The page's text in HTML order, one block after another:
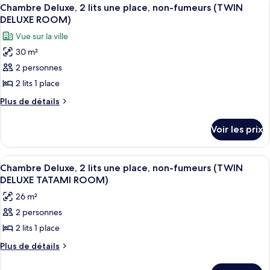
lits
une
place,
non-
fumeurs
(TWIN
ROOM)
de
chambre
2
lits
une
place,
non-
(TWIN
toutes
les
photos
pour
ce
type
de
Deluxe,
2
lits
une
place,
non-
fumeurs
DELUXE
7
Chambre Deluxe, 2 lits une place, non-fumeurs (TWIN
DELUXE ROOM)
Vue sur la ville
30 m²
2 personnes
2 lits 1 place
Plus de détails
Plus
le
type
de
chambre
Deluxe,
2
une
place,
non-
Voir les prix
Afficher
toutes
les
photos
pour
ce
type
Une chambre d’hôtel avec deux
7
Chambre Deluxe, 2 lits une place, non-fumeurs (TWIN
DELUXE TATAMI ROOM)
26 m²
2 personnes
2 lits 1 place
Plus de détails
Plus